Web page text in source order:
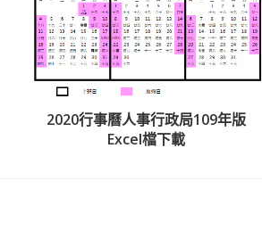
2020行事曆人事行政局109年版
Excel檔下載